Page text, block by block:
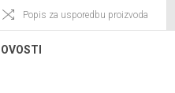
Popis za usporedbu proizvoda